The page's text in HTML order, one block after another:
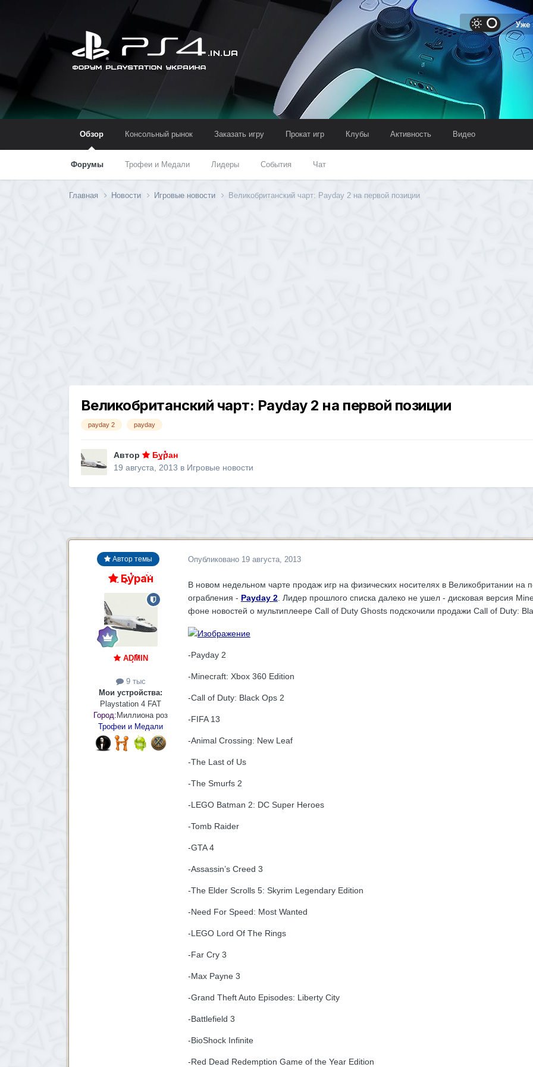
Уже
Обзор
Форумы Трофеи и Медали Лидеры События Чат
Консольный рынок Заказать игру Прокат игр Клубы Активность Видео
Главная Новости Игровые новости Великобританский чарт: Payday 2 на первой позиции
Великобританский чарт: Payday 2 на первой позиции
payday 2 payday
Автор
Буран
19 августа, 2013 в Игровые новости
Автор темы
Буран
ADMIN
9 тыс
Мои устройства:
Playstation 4 FAT
Город: Миллиона роз
Трофеи и Медали
Опубликовано 19 августа, 2013
В новом недельном чарте продаж игр на физических носителях в Великобритании на
ограбления - Payday 2. Лидер прошлого списка далеко не ушел - дисковая версия
фоне новостей о мультиплеере Call of Duty Ghosts подскочили продажи Call of Duty:
-Payday 2
-Minecraft: Xbox 360 Edition
-Call of Duty: Black Ops 2
-FIFA 13
-Animal Crossing: New Leaf
-The Last of Us
-The Smurfs 2
-LEGO Batman 2: DC Super Heroes
-Tomb Raider
-GTA 4
-Assassin’s Creed 3
-The Elder Scrolls 5: Skyrim Legendary Edition
-Need For Speed: Most Wanted
-LEGO Lord Of The Rings
-Far Cry 3
-Max Payne 3
-Grand Theft Auto Episodes: Liberty City
-Battlefield 3
-BioShock Infinite
-Red Dead Redemption Game of the Year Edition